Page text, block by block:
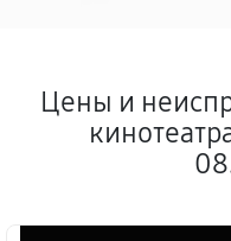
Цены и